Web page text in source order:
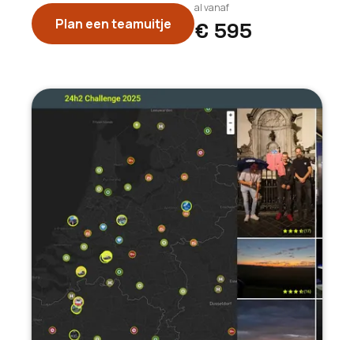
Plan een teamuitje
al vanaf
€ 595